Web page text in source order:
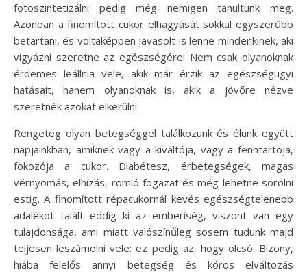
fotoszintetizálni pedig még nemigen tanultunk meg.
Azonban a finomított cukor elhagyását sokkal egyszerűbb
betartani, és voltaképpen javasolt is lenne mindenkinek, aki
vigyázni szeretne az egészségére! Nem csak olyanoknak
érdemes leállnia vele, akik már érzik az egészségügyi
hatásait, hanem olyanoknak is, akik a jövőre nézve
szeretnék azokat elkerülni.
Rengeteg olyan betegséggel találkozunk és élünk együtt
napjainkban, amiknek vagy a kiváltója, vagy a fenntartója,
fokozója a cukor. Diabétesz, érbetegségek, magas
vérnyomás, elhízás, romló fogazat és még lehetne sorolni
estig. A finomított répacukornál kevés egészségtelenebb
adalékot talált eddig ki az emberiség, viszont van egy
tulajdonsága, ami miatt valószínűleg sosem tudunk majd
teljesen leszámolni vele: ez pedig az, hogy olcsó. Bizony,
hiába felelős annyi betegség és kóros elváltozás